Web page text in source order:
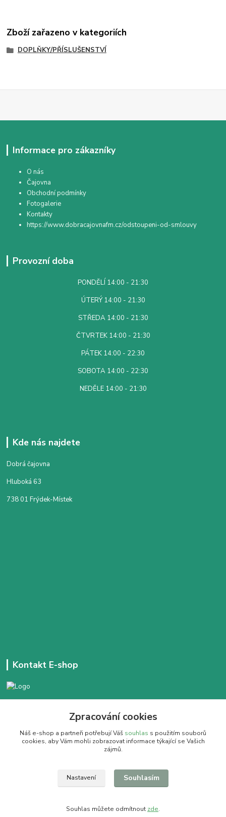
Zboží zařazeno v kategoriích
DOPLŇKY/PŘÍSLUŠENSTVÍ
Informace pro zákazníky
O nás
Čajovna
Obchodní podmínky
Fotogalerie
Kontakty
https://www.dobracajovnafm.cz/odstoupeni-od-smlouvy
Provozní doba
PONDĚLÍ 14:00 - 21:30
ÚTERÝ 14:00 - 21:30
STŘEDA 14:00 - 21:30
ČTVRTEK 14:00 - 21:30
PÁTEK 14:00 - 22:30
SOBOTA 14:00 - 22:30
NEDĚLE 14:00 - 21:30
Kde nás najdete
Dobrá čajovna
Hluboká 63
738 01 Frýdek-Místek
Kontakt E-shop
Denně 14:00 - 21:30 hod
dobracajovnafm@gmail.com
Pít dobrý čaj se vyplatí
Zpracování cookies
Náš e-shop a partneři potřebují Váš souhlas s použitím souborů
cookies, aby Vám mohli zobrazovat informace týkající se Vašich
zájmů.
Nastavení Souhlasím
Souhlas můžete odmítnout zde.